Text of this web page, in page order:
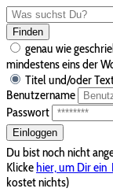
Finden
genau wie
mindestens eins der
Titel und/oder
Benutzername
Passwort
Einloggen
Du bist noch nicht
Klickehier, um Dir ein
kostet nichts)